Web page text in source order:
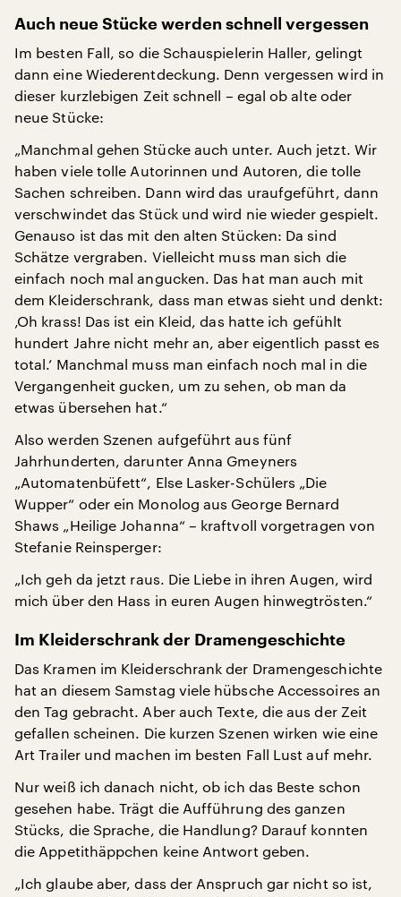
Auch neue Stücke werden schnell vergessen
Im besten Fall, so die Schauspielerin Haller, gelingt
dann eine Wiederentdeckung. Denn vergessen wird in
dieser kurzlebigen Zeit schnell – egal ob alte oder
neue Stücke:
„Manchmal gehen Stücke auch unter. Auch jetzt. Wir
haben viele tolle Autorinnen und Autoren, die tolle
Sachen schreiben. Dann wird das uraufgeführt, dann
verschwindet das Stück und wird nie wieder gespielt.
Genauso ist das mit den alten Stücken: Da sind
Schätze vergraben. Vielleicht muss man sich die
einfach noch mal angucken. Das hat man auch mit
dem Kleiderschrank, dass man etwas sieht und denkt:
‚Oh krass! Das ist ein Kleid, das hatte ich gefühlt
hundert Jahre nicht mehr an, aber eigentlich passt es
total.’ Manchmal muss man einfach noch mal in die
Vergangenheit gucken, um zu sehen, ob man da
etwas übersehen hat.“
Also werden Szenen aufgeführt aus fünf
Jahrhunderten, darunter Anna Gmeyners
„Automatenbüfett“, Else Lasker-Schülers „Die
Wupper“ oder ein Monolog aus George Bernard
Shaws „Heilige Johanna“ – kraftvoll vorgetragen von
Stefanie Reinsperger:
„Ich geh da jetzt raus. Die Liebe in ihren Augen, wird
mich über den Hass in euren Augen hinwegtrösten.“
Im Kleiderschrank der Dramengeschichte
Das Kramen im Kleiderschrank der Dramengeschichte
hat an diesem Samstag viele hübsche Accessoires an
den Tag gebracht. Aber auch Texte, die aus der Zeit
gefallen scheinen. Die kurzen Szenen wirken wie eine
Art Trailer und machen im besten Fall Lust auf mehr.
Nur weiß ich danach nicht, ob ich das Beste schon
gesehen habe. Trägt die Aufführung des ganzen
Stücks, die Sprache, die Handlung? Darauf konnten
die Appetithäppchen keine Antwort geben.
„Ich glaube aber, dass der Anspruch gar nicht so ist,